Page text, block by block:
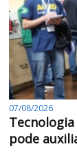
07/08/2026
pode